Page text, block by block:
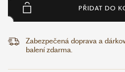
PŘIDAT DO
Zabezpečená doprava a
balení zdarma.